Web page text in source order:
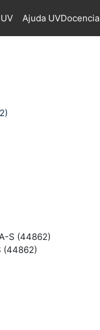
Ajuda UVDocencia
S (44862)
(44862)